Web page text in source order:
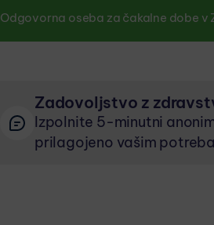
Odgovorna oseba za čakalne dobe v
Zadovoljstvo z
Izpolnite 5-minutni
prilagojeno vašim